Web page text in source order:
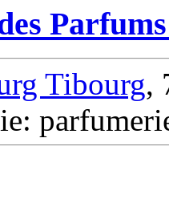
Tibourg,